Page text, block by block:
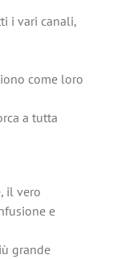
i vari canali,
come loro
a tutta
il vero
e
grande